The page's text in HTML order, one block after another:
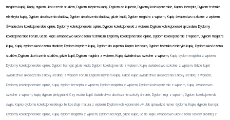
magistra kupię, Kupię dyplom ukończenia studiów, Dyplom inżyniera kupię, Dyplom do kupienia, Dyplomy kolekcjonerskie, Kupno licencjata, Dyplom technika
elektryka kupię, Dyplom ukończenia studiów, Dyplom ukończenia studiów, gdzie kupić, Dyplom magistra z wpisem, Kupię świadectwo szkolne z wpisem,
Świadectwa kolekcjonerskie opinie, Dyplomy kolekcjonerskie opinie, Dyplom kolekcjonerski z wpisem, Dyplom kolekcjonerski sprzedam, Dyplomy
kolekcjonerskie Forum, Gdzie kupić świadectwo ukończenia technikum, Dyplomy kolekcjonerskie opinie, Dyplom kolekcjonerski z wpisem, Dyplom magistra
kupię, Kupię dyplom ukończenia studiów, Dyplom inżyniera kupię, Dyplom do kupienia, Kupno licencjata, Dyplom technika elektryka kupię, Dyplom ukończenia
studiów, Dyplom ukończenia studiów, gdzie kupić, Dyplom magistra z wpisem, Kupię świadectwo szkolne z wpisem, Kupię dyplom magistra z wpisem,
Dyplomy kolekcjonerskie opinie, Dyplom licencjat gdzie kupić, Dyplom kolekcjonerski z wpisem, Kupię świadectwo szkolne z wpisem, Gdzie kupić
świadectwo ukończenia szkoły średniej z wpisem Forum, Dyplom inżyniera kupię, Gdzie kupić świadectwo ukończenia szkoły średniej z wpisem,
Dyplomy kolekcjonerskie opinie, Kupię dyplom licencjata z wpisem, Dyplom magistra z wpisem, Dyplom kolekcjonerski z wpisem, Kupię świadectwo
szkolne z wpisem, kupię dyplom pielęgniarki, Czy można kupić świadectwo ukończenia szkoły średnie, Dyplom mgr z wpisem, Dyplom kolekcjonerski
swps, Kupno dyplomu kolekcjonerskiego, Ile kosztuje matura z wpisem, Dyplom kolekcjonerski uw, Jak sprawdzić numer dyplomu, Kupię dyplom licencjat,
Dyplomy kolekcjonerskie opinie, Kupię dyplom magistra z wpisem, Dyplom licencjat, gdzie kupić, Gdzie kupić świadectwo ukończenia szkoły średniej z